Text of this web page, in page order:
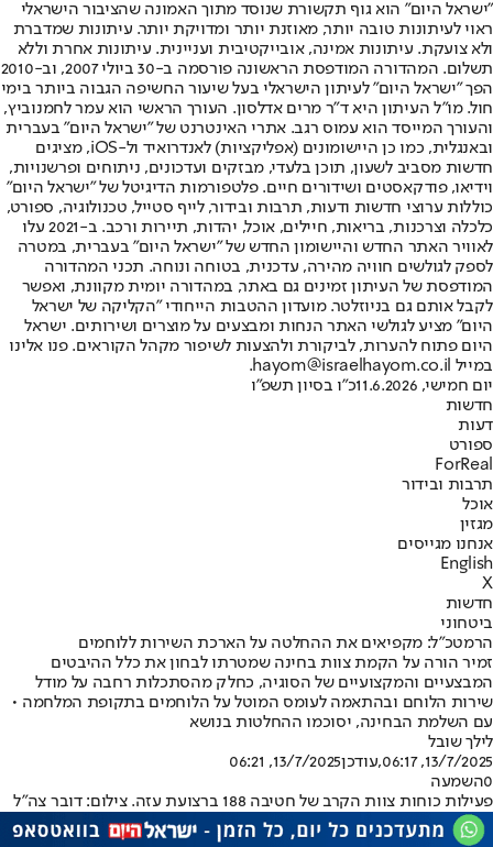
"ישראל היום" הוא גוף תקשורת שנוסד מתוך האמונה שהציבור הישראלי
ראוי לעיתונות טובה יותר, מאוזנת יותר ומדויקת יותר. עיתונות שמדברת
ולא צועקת. עיתונות אמינה, אובייקטיבית ועניינית. עיתונות אחרת וללא
תשלום. המהדורה המודפסת הראשונה פורסמה ב-30 ביולי 2007, וב-2010
הפך "ישראל היום" לעיתון הישראלי בעל שיעור החשיפה הגבוה ביותר בימי
חול. מו"ל העיתון היא ד"ר מרים אדלסון. העורך הראשי הוא עמר לחמנוביץ,
והעורך המייסד הוא עמוס רגב. אתרי האינטרנט של "ישראל היום" בעברית
ובאנגלית, כמו כן היישומונים (אפליקציות) לאנדרואיד ול-iOS, מציגים
חדשות מסביב לשעון, תוכן בלעדי, מבזקים ועדכונים, ניתוחים ופרשנויות,
וידיאו, פודקאסטים ושידורים חיים. פלטפורמות הדיגיטל של "ישראל היום"
כוללות ערוצי חדשות ודעות, תרבות ובידור, לייף סטייל, טכנולוגיה, ספורט,
כלכלה וצרכנות, בריאות, חיילים, אוכל, יהדות, תיירות ורכב. ב-2021 עלו
לאוויר האתר החדש והיישומון החדש של "ישראל היום" בעברית, במטרה
לספק לגולשים חוויה מהירה, עדכנית, בטוחה ונוחה. תכני המהדורה
המודפסת של העיתון זמינים גם באתר, במהדורה יומית מקוונת, ואפשר
לקבל אותם גם בניוזלטר. מועדון ההטבות הייחודי "הקליקה של ישראל
היום" מציע לגולשי האתר הנחות ומבצעים על מוצרים ושירותים. ישראל
היום פתוח להערות, לביקורת ולהצעות לשיפור מקהל הקוראים. פנו אלינו
במייל hayom@israelhayom.co.il.
יום חמישי, 11.6.2026
כ"ו בסיון תשפ"ו
חדשות
דעות
ספורט
ForReal
תרבות ובידור
אוכל
מגזין
אנחנו מגייסים
English
X
חדשות
ביטחוני
הרמטכ"ל: מקפיאים את ההחלטה על הארכת השירות ללוחמים
זמיר הורה על הקמת צוות בחינה שמטרתו לבחון את כלל ההיבטים
המבצעיים והמקצועיים של הסוגיה, כחלק מהסתכלות רחבה על מודל
שירות הלוחם ובהתאמה לעומס המוטל על הלוחמים בתקופת המלחמה •
עם השלמת הבחינה, יסוכמו ההחלטות בנושא
לילך שובל
13/7/2025, 06:17
,עודכן13/7/2025, 06:21
0השמעה
פעילות כוחות צוות הקרב של חטיבה 188 ברצועת עזה. צילום: דובר צה"ל